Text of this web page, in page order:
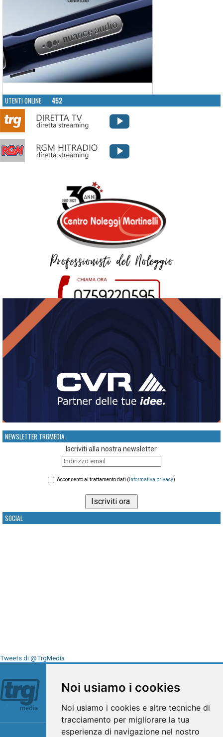
Noi usiamo i cookies
Noi usiamo i cookies e altre tecniche di
tracciamento per migliorare la tua
esperienza di navigazione nel nostro
UTENTI ONLINE: 452
NEWSLETTER TRGMEDIA
Iscriviti alla nostra newsletter
Acconsento al trattamento dati (informativa privacy)
SOCIAL
Tweets di @TrgMedia